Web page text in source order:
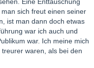
sich freut einen seiner
ist man dann doch etwas
war ich auch und
war. Ich meine mich
waren, als bei den